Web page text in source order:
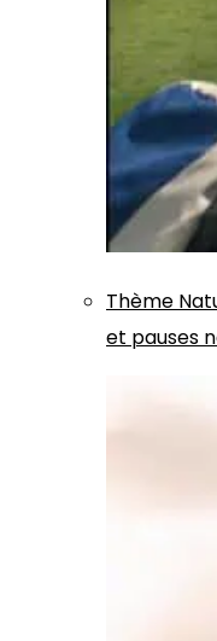
Thème
et pauses